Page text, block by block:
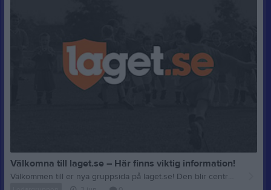
Välkomna till laget.se – Här finns viktig information!
Välkommen till er nya gruppsida på laget.se! Den blir central i all kommunikation mellan aktiva, ledare, föräldrar och andra intresserade. För att komma igång direkt med en bra kommunikation i och omkring gruppen finns ett antal viktiga punkter för sidans administratör: • Logga in och lägga till alla aktiva och ledare under Medlemmar. • Fylla på kalendern med alla inplanerade aktiviteter. Matcher läggs till via Serier medan träningar och andra aktiviteter läggs till via Aktiviteter. • Skriv nyheter löpande och berätta om verksamheten. I takt med att nya nyheter läggs till kommer den här nyhetstexten att försvinna. Om någon i gruppen har frågor om laget.se är man alltid välkommen att kontakta vår support på support@laget.se eller 019-15 44 00. Varmt välkomna till laget.se!